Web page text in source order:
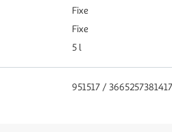
Fixe
Fixe
5 l
951517 / 3665257381417